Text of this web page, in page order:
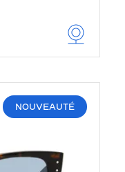
NOUVEAUTÉ